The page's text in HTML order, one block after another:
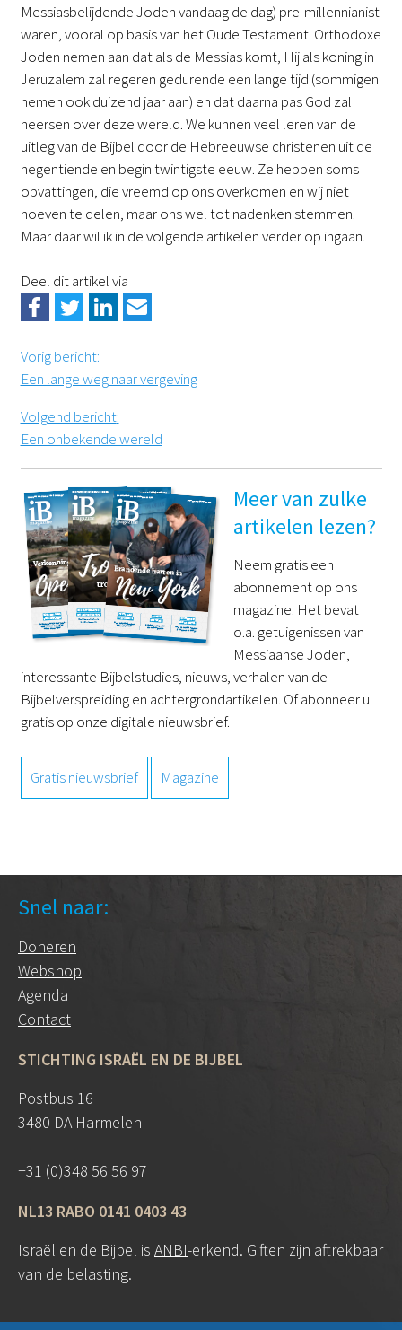
Messiasbelijdende Joden vandaag de dag) pre-millennianist
waren, vooral op basis van het Oude Testament. Orthodoxe
Joden nemen aan dat als de Messias komt, Hij als koning in
Jeruzalem zal regeren gedurende een lange tijd (sommigen
nemen ook duizend jaar aan) en dat daarna pas God zal
heersen over deze wereld. We kunnen veel leren van de
uitleg van de Bijbel door de Hebreeuwse christenen uit de
negentiende en begin twintigste eeuw. Ze hebben soms
opvattingen, die vreemd op ons overkomen en wij niet
hoeven te delen, maar ons wel tot nadenken stemmen.
Maar daar wil ik in de volgende artikelen verder op ingaan.
Deel dit artikel via
Vorig bericht:
Een lange weg naar vergeving
Volgend bericht:
Een onbekende wereld
Meer van zulke
artikelen lezen?
Neem gratis een
abonnement op ons
magazine. Het bevat
o.a. getuigenissen van
Messiaanse Joden,
interessante Bijbelstudies, nieuws, verhalen van de
Bijbelverspreiding en achtergrondartikelen. Of abonneer u
gratis op onze digitale nieuwsbrief.
Gratis nieuwsbrief Magazine
Snel naar:
Doneren
Webshop
Agenda
Contact
STICHTING ISRAËL EN DE BIJBEL
Postbus 16
3480 DA Harmelen
+31 (0)348 56 56 97
NL13 RABO 0141 0403 43
Israël en de Bijbel is ANBI-erkend. Giften zijn aftrekbaar
van de belasting.